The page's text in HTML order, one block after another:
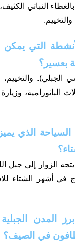
النباتي الكثيف،
التي يمكن
بعسير؟
الجبلي).
البانورامية،
الذي
الزوار إلى جبل
في أشهر الشتاء
المدن الجبلية
في الصيف؟